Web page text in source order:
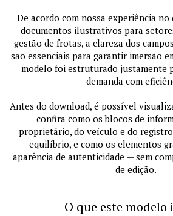
De acordo com nossa experiência
documentos ilustrativos para
gestão de frotas, a clareza dos
são essenciais para garantir imersão
modelo foi estruturado justamente
demanda com
Antes do download, é possível
confira como os blocos de
proprietário, do veículo e do
equilíbrio, e como os elementos
aparência de autenticidade — sem
de edição.
O que este modelo